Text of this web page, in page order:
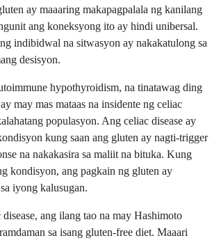
ay maaaring makapagpalala ng kanilang
ang koneksyong ito ay hindi unibersal.
indibidwal na sitwasyon ay nakakatulong sa
desisyon.
hypothyroidism, na tinatawag ding
may mas mataas na insidente ng celiac
populasyon. Ang celiac disease ay
kung saan ang gluten ay nagti-trigger
na nakakasira sa maliit na bituka. Kung
kondisyon, ang pagkain ng gluten ay
iyong kalusugan.
ang ilang tao na may Hashimoto
sa isang gluten-free diet. Maaari